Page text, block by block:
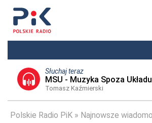
Słuchaj teraz
MSU - Muzyka Spoza
Tomasz Kaźmierski
Polskie Radio PiK Najnowsze